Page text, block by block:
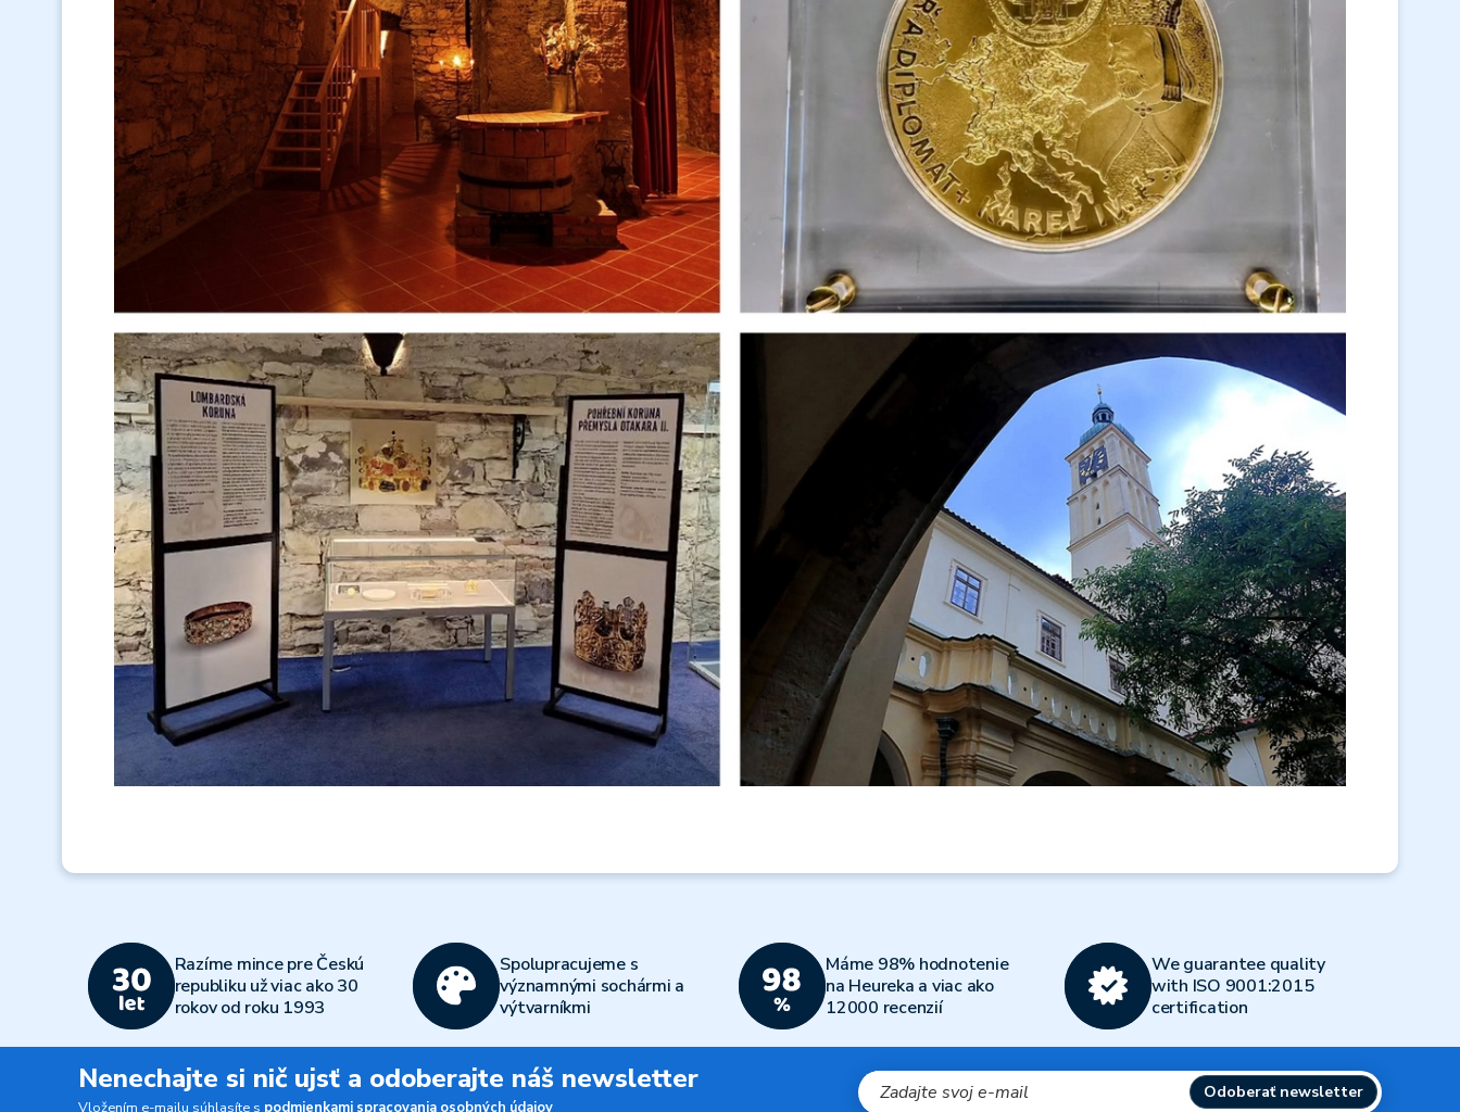
Razíme mince pre Českú
republiku už viac ako 30
rokov od roku 1993
Spolupracujeme s
významnými sochármi a
výtvarníkmi
Máme 98% hodnotenie
na Heureka a viac ako
12000 recenzií
We guarantee quality
with ISO 9001:2015
certification
Nenechajte si nič ujsť a odoberajte náš newsletter
Vložením e-mailu súhlasíte s podmienkami spracovania osobných údajov
Odoberať newsletter